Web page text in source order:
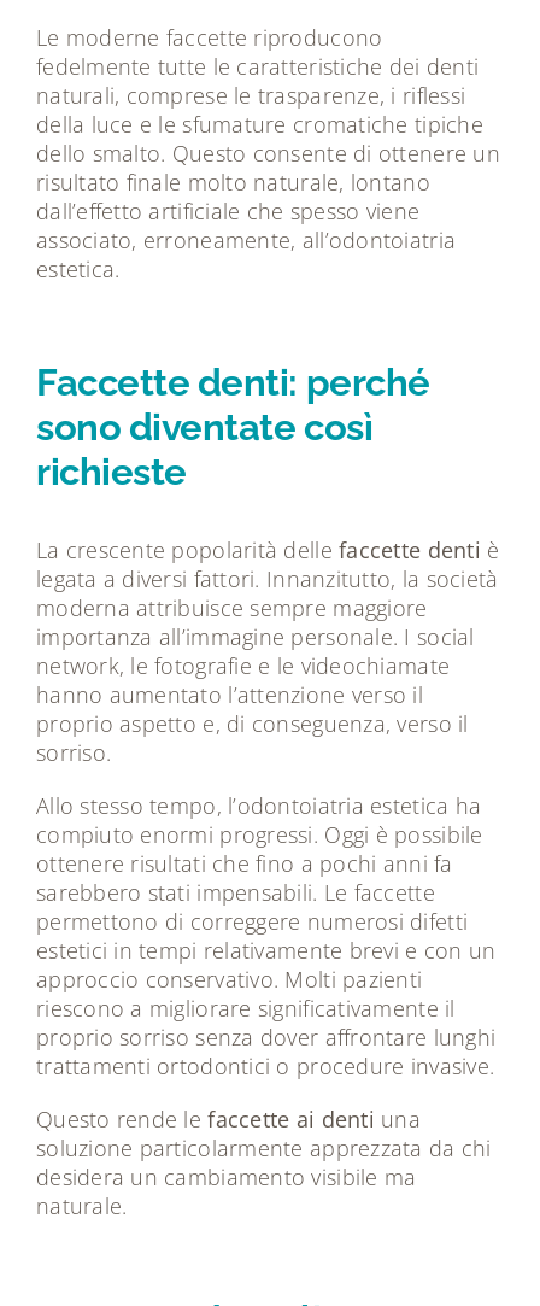
Le moderne faccette riproducono
fedelmente tutte le caratteristiche dei denti
naturali, comprese le trasparenze, i riflessi
della luce e le sfumature cromatiche tipiche
dello smalto. Questo consente di ottenere un
risultato finale molto naturale, lontano
dall’effetto artificiale che spesso viene
associato, erroneamente, all’odontoiatria
estetica.
Faccette denti: perché
sono diventate così
richieste
La crescente popolarità dellefaccette denti è
legata a diversi fattori. Innanzitutto, la società
moderna attribuisce sempre maggiore
importanza all’immagine personale. I social
network, le fotografie e le videochiamate
hanno aumentato l’attenzione verso il
proprio aspetto e, di conseguenza, verso il
sorriso.
Allo stesso tempo, l’odontoiatria estetica ha
compiuto enormi progressi. Oggi è possibile
ottenere risultati che fino a pochi anni fa
sarebbero stati impensabili. Le faccette
permettono di correggere numerosi difetti
estetici in tempi relativamente brevi e con un
approccio conservativo. Molti pazienti
riescono a migliorare significativamente il
proprio sorriso senza dover affrontare lunghi
trattamenti ortodontici o procedure invasive.
Questo rende lefaccette ai denti una
soluzione particolarmente apprezzata da chi
desidera un cambiamento visibile ma
naturale.